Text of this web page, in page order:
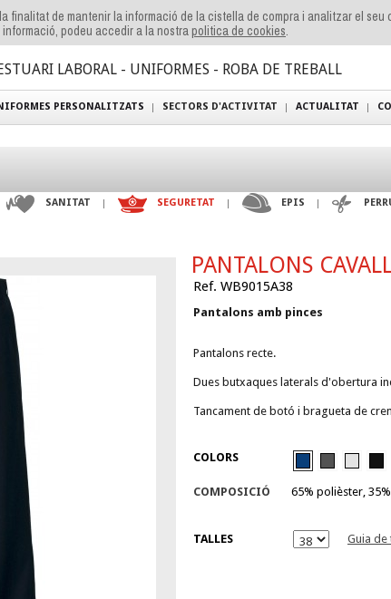
finalitat de mantenir la informació de la cistella de compra i analitzar el seu
podeu accedir a la nostrapolitica de cookies.
LABORAL - UNIFORMES - ROBA DE TREBALL
PERSONALITZATS SECTORS D'ACTIVITAT ACTUALITAT
SANITAT SEGURETAT EPIS
PANTALONS
Ref. WB9015A38
Pantalons amb pinces
Pantalons recte.
Dues butxaques laterals d'obertura
Tancament de botó i bragueta de
COLORS
COMPOSICIÓ 65% polièster,
TALLES Guia de